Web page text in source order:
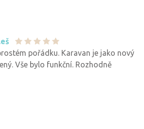
pořádku. Karavan je jako nový
Vše bylo funkční. Rozhodně